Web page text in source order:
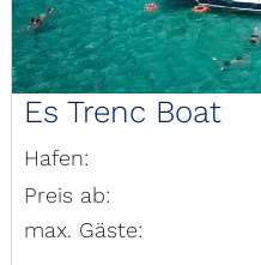
Es Trenc Boat
Hafen:
Preis ab:
max. Gäste: